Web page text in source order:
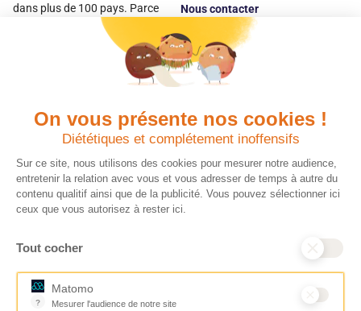
On vous présente nos cookies !
Diététiques et complétement inoffensifs
Sur ce site, nous utilisons des cookies pour mesurer notre audience,
entretenir la relation avec vous et vous adresser de temps à autre du
contenu qualitif ainsi que de la publicité. Vous pouvez sélectionner ici
ceux que vous autorisez à rester ici.
Tout cocher
?
Matomo
Mesurer l'audience de notre site
dans plus de 100 pays. Parce
qu’elles sont les premières
victimes des inégalités, CARE met
les femmes et les filles au cœur
Nous contacter
Espace
donateur
Quels avantages fiscaux ?
Chaque don effectué à une
association reconnue d’utilité
publique comme CARE, est
déductible jusqu’à 75 % de l’impôt
sur le revenu. Modalités de
déduction, déclaration des dons
ce qu’il faut savoir sur la
France pour exprimer votre
générosité et optimiser votre
Donner en confiance
Vos dons sont
déductibles à 75 % de
vos impôts. Depuis
plus de 15 ans, CARE
France est une